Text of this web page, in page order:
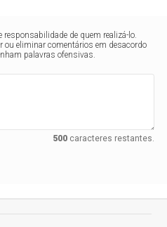
responsabilidade de quem realizá-lo.
ou eliminar comentários em desacordo
palavras ofensivas.
500caracteres restantes.